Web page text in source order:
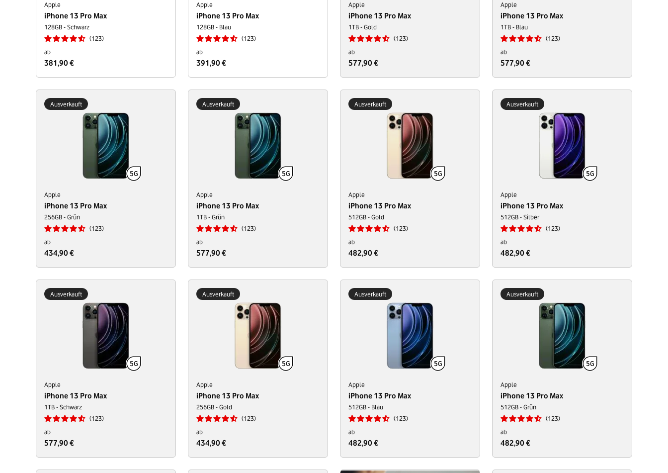
Apple
iPhone 13 Pro Max
128GB - Schwarz
123
ab
381,90 €
Apple
iPhone 13 Pro Max
128GB - Blau
123
ab
391,90 €
Apple
iPhone 13 Pro Max
1TB - Gold
123
ab
577,90 €
Apple
iPhone 13 Pro Max
1TB - Blau
123
ab
577,90 €
Ausverkauft
Apple
iPhone 13 Pro Max
256GB - Grün
123
ab
434,90 €
Ausverkauft
Apple
iPhone 13 Pro Max
1TB - Grün
123
ab
577,90 €
Ausverkauft
Apple
iPhone 13 Pro Max
512GB - Gold
123
ab
482,90 €
Ausverkauft
Apple
iPhone 13 Pro Max
512GB - Silber
123
ab
482,90 €
Ausverkauft
Apple
iPhone 13 Pro Max
1TB - Schwarz
123
ab
577,90 €
Ausverkauft
Apple
iPhone 13 Pro Max
256GB - Gold
123
ab
434,90 €
Ausverkauft
Apple
iPhone 13 Pro Max
512GB - Blau
123
ab
482,90 €
Ausverkauft
Apple
iPhone 13 Pro Max
512GB - Grün
123
ab
482,90 €